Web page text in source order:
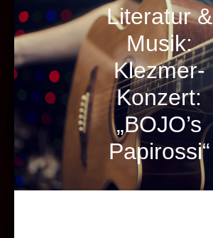
Literatur &
Musik:
Klezmer-
Konzert:
„BOJO’s
Papirossi“